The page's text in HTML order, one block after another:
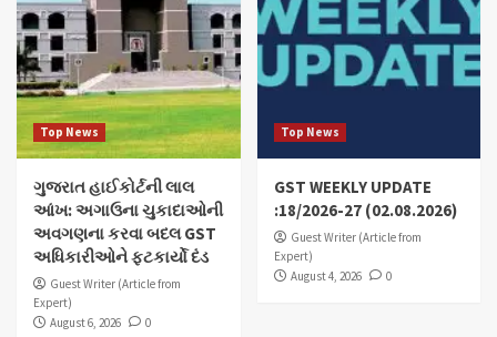
Top News
ગુજરાત હાઈકોર્ટની લાલ
આંખ: અગાઉના ચુકાદાઓની
અવગણના કરવા બદલ GST
અધિકારીઓને ફટકાર્યો દંડ
Guest Writer (Article from
Expert)
August 6, 2026
0
Top News
GST WEEKLY UPDATE
:18/2026-27 (02.08.2026)
Guest Writer (Article from
Expert)
August 4, 2026
0